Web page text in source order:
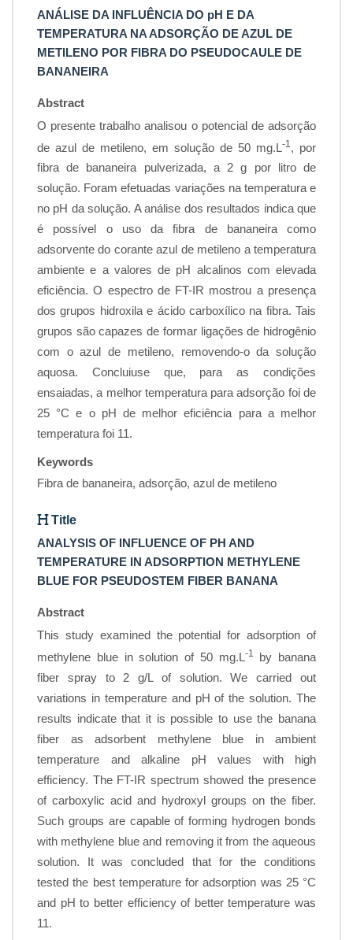
ANÁLISE DA INFLUÊNCIA DO pH E DA
TEMPERATURA NA ADSORÇÃO DE AZUL DE
METILENO POR FIBRA DO PSEUDOCAULE DE
BANANEIRA
Abstract
O presente trabalho analisou o potencial de adsorção
de azul de metileno, em solução de 50 mg.L-1 , por
fibra de bananeira pulverizada, a 2 g por litro de
solução. Foram efetuadas variações na temperatura e
no pH da solução. A análise dos resultados indica que
é possível o uso da fibra de bananeira como
adsorvente do corante azul de metileno a temperatura
ambiente e a valores de pH alcalinos com elevada
eficiência. O espectro de FT-IR mostrou a presença
dos grupos hidroxila e ácido carboxílico na fibra. Tais
grupos são capazes de formar ligações de hidrogênio
com o azul de metileno, removendo-o da solução
aquosa. Concluiuse que, para as condições
ensaiadas, a melhor temperatura para adsorção foi de
25 °C e o pH de melhor eficiência para a melhor
temperatura foi 11.
Keywords
Fibra de bananeira, adsorção, azul de metileno
Title
ANALYSIS OF INFLUENCE OF PH AND
TEMPERATURE IN ADSORPTION METHYLENE
BLUE FOR PSEUDOSTEM FIBER BANANA
Abstract
This study examined the potential for adsorption of
methylene blue in solution of 50 mg.L-1
by banana
fiber spray to 2 g/L of solution. We carried out
variations in temperature and pH of the solution. The
results indicate that it is possible to use the banana
fiber as adsorbent methylene blue in ambient
temperature and alkaline pH values with high
efficiency. The FT-IR spectrum showed the presence
of carboxylic acid and hydroxyl groups on the fiber.
Such groups are capable of forming hydrogen bonds
with methylene blue and removing it from the aqueous
solution. It was concluded that for the conditions
tested the best temperature for adsorption was 25 °C
and pH to better efficiency of better temperature was
11.